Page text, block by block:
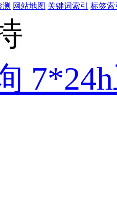
网站地图 关键词索引 标签索